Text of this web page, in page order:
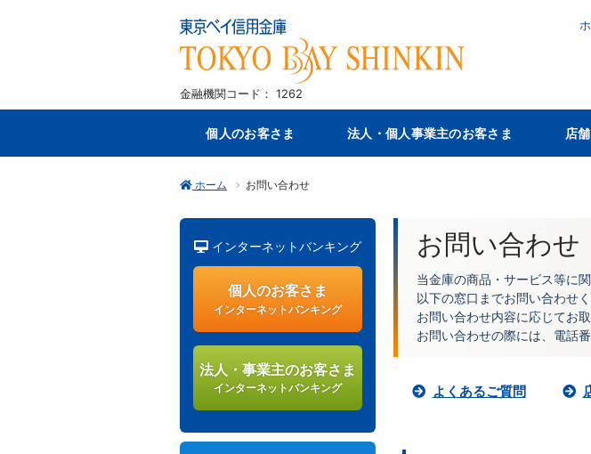
金融機関コード： 1262
個人のお客さま 法人・個人事業主のお客さま 店
ホーム お問い合わせ
インターネットバンキング
個人のお客さま
インターネットバンキング
法人・事業主のお客さま
インターネットバンキング
お問い合わせ
当金庫の商品・サービス等に
以下の窓口までお問い合わせく
お問い合わせ内容に応じてお
お問い合わせの際には、電話
よくあるご質問